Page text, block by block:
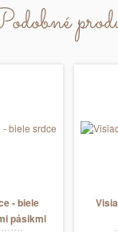
- biele
pásikmi